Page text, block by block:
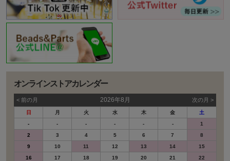
オンラインストアカレンダー
< 前の⽉ 2026年8月 次の⽉ >
日 月 火 水 木 金
土
-
- - - - -
1
2
3 4 5 6 7
8
9
10 11 12 13 14
15
16
17 18 19 20 21
22